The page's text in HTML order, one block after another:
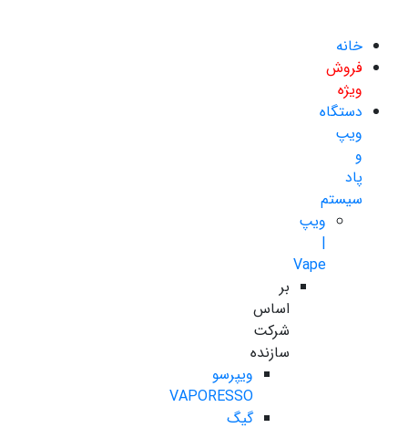
خانه
فروش
ویژه
دستگاه
ویپ
و
پاد
سیستم
ویپ
|
Vape
بر
اساس
شرکت
سازنده
ویپرسو
VAPORESSO
گیگ